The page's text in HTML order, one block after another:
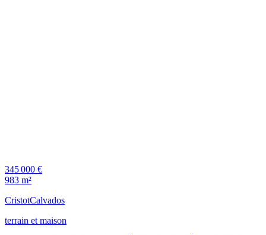
345 000 €
983 m²
CristotCalvados
terrain et maison